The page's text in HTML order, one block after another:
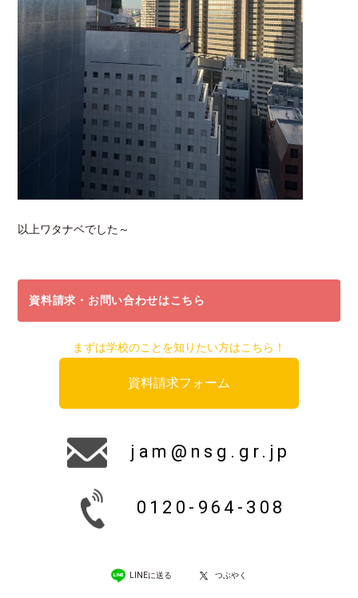
以上ワタナベでした～
資料請求・お問い合わせはこちら
まずは学校のことを知りたい方はこちら！
資料請求フォーム
jam@nsg.gr.jp
0120-964-308
LINEに送る つぶやく